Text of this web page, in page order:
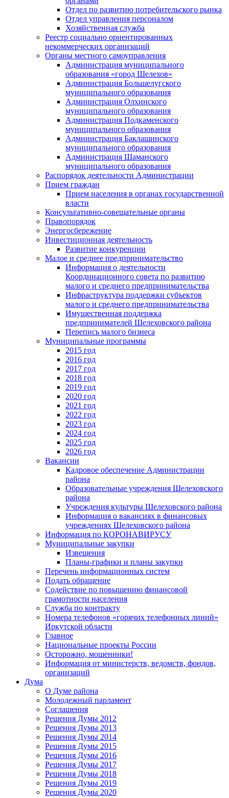
Отдел по развитию потребительского рынка
Отдел управления персоналом
Хозяйственная служба
Реестр социально ориентированных
некоммерческих организаций
Органы местного самоуправления
Администрация муниципального
образования «город Шелехов»
Администрация Большелугского
муниципального образования
Администрация Олхинского
муниципального образования
Администрация Подкаменского
муниципального образования
Администрация Баклашинского
муниципального образования
Администрация Шаманского
муниципального образования
Распорядок деятельности Администрации
Прием граждан
Прием населения в органах государственной
власти
Консультативно-совещательные органы
Правопорядок
Энергосбережение
Инвестиционная деятельность
Развитие конкуренции
Малое и среднее предпринимательство
Информация о деятельности
Координационного совета по развитию
малого и среднего предпринимательства
Инфраструктура поддержки субъектов
малого и среднего предпринимательства
Имущественная поддержка
предпринимателей Шелеховского района
Перепись малого бизнеса
Муниципальные программы
2015 год
2016 год
2017 год
2018 год
2019 год
2020 год
2021 год
2022 год
2023 год
2024 год
2025 год
2026 год
Вакансии
Кадровое обеспечение Администрации
района
Образовательные учреждения Шелеховского
района
Учреждения культуры Шелеховского района
Информация о вакансиях в финансовых
учреждениях Шелеховского района
Информация по КОРОНАВИРУСУ
Муниципальные закупки
Извещения
Планы-графики и планы закупки
Перечень информационных систем
Подать обращение
Содействие по повышению финансовой
грамотности населения
Служба по контракту
Номера телефонов «горячих телефонных линий»
Иркутской области
Главное
Национальные проекты России
Осторожно, мошенники!
Информация от министерств, ведомств, фондов,
организаций
Дума
О Думе района
Молодежный парламент
Соглашения
Решения Думы 2012
Решения Думы 2013
Решения Думы 2014
Решения Думы 2015
Решения Думы 2016
Решения Думы 2017
Решения Думы 2018
Решения Думы 2019
Решения Думы 2020